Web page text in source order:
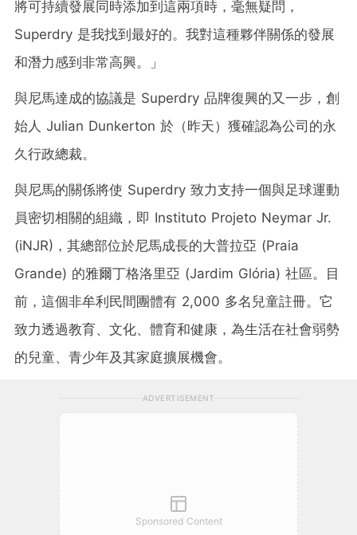
將可持續發展同時添加到這兩項時，毫無疑問，
Superdry 是我找到最好的。我對這種夥伴關係的發展
和潛力感到非常高興。」
與尼馬達成的協議是 Superdry 品牌復興的又一步，創
始人 Julian Dunkerton 於（昨天）獲確認為公司的永
久行政總裁。
與尼馬的關係將使 Superdry 致力支持一個與足球運動
員密切相關的組織，即 Instituto Projeto Neymar Jr.
(iNJR)，其總部位於尼馬成長的大普拉亞 (Praia
Grande) 的雅爾丁格洛里亞 (Jardim Glória) 社區。目
前，這個非牟利民間團體有 2,000 多名兒童註冊。它
致力透過教育、文化、體育和健康，為生活在社會弱勢
的兒童、青少年及其家庭擴展機會。
ADVERTISEMENT
Sponsored Content